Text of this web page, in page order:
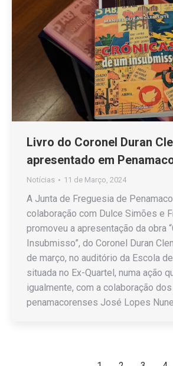
Livro do Coronel Duran
apresentado em
Notícias 11 de Março, 2024
A Junta de Freguesia de
colaboração com Dulce Simões e
promoveu a apresentação da obra
Insubmisso”, do Coronel Duran
de março, no auditório da Escola
situada no Ex-Quartel, numa ação
igualmente, com a colaboração dos
penamacorenses José Lopes